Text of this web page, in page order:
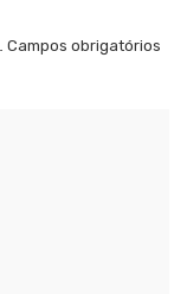
Campos obrigatórios